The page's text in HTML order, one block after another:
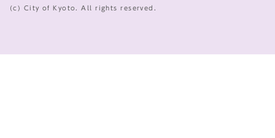
(c) City of Kyoto. All rights reserved.